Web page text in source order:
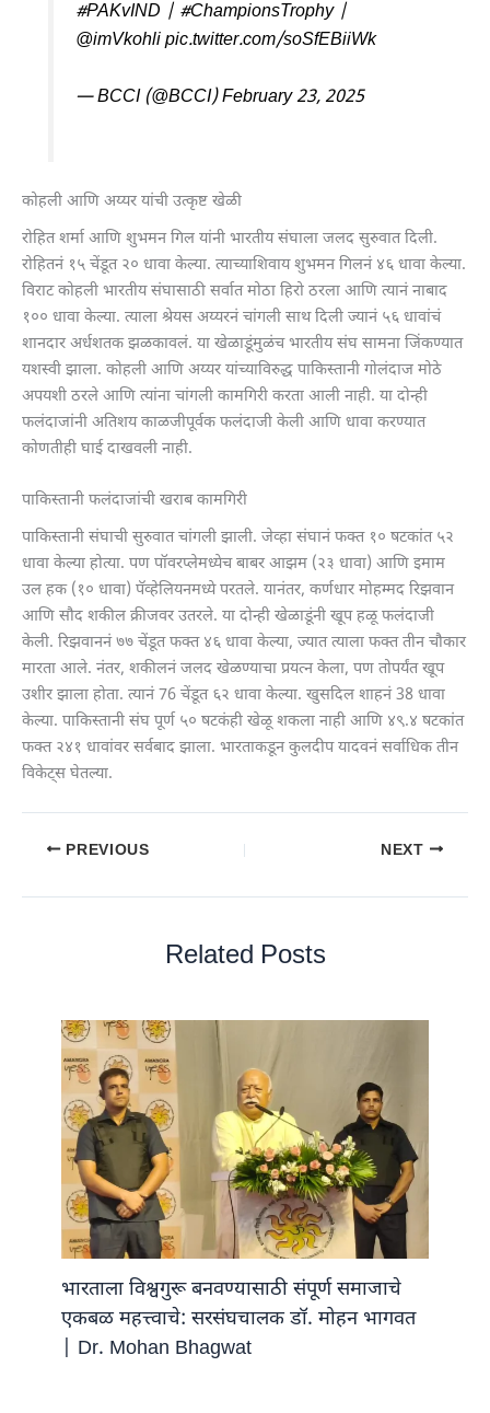
#PAKvIND | #ChampionsTrophy|
@imVkohlipic.twitter.com/soSfEBiiWk
— BCCI (@BCCI)February 23, 2025
कोहली आणि अय्यर यांची उत्कृष्ट खेळी
रोहित शर्मा आणि शुभमन गिल यांनी भारतीय संघाला जलद सुरुवात दिली.
रोहितनं १५ चेंडूत २० धावा केल्या. त्याच्याशिवाय शुभमन गिलनं ४६ धावा केल्या.
विराट कोहली भारतीय संघासाठी सर्वात मोठा हिरो ठरला आणि त्यानं नाबाद
१०० धावा केल्या. त्याला श्रेयस अय्यरनं चांगली साथ दिली ज्यानं ५६ धावांचं
शानदार अर्धशतक झळकावलं. या खेळाडूंमुळंच भारतीय संघ सामना जिंकण्यात
यशस्वी झाला. कोहली आणि अय्यर यांच्याविरुद्ध पाकिस्तानी गोलंदाज मोठे
अपयशी ठरले आणि त्यांना चांगली कामगिरी करता आली नाही. या दोन्ही
फलंदाजांनी अतिशय काळजीपूर्वक फलंदाजी केली आणि धावा करण्यात
कोणतीही घाई दाखवली नाही.
पाकिस्तानी फलंदाजांची खराब कामगिरी
पाकिस्तानी संघाची सुरुवात चांगली झाली. जेव्हा संघानं फक्त १० षटकांत ५२
धावा केल्या होत्या. पण पॉवरप्लेमध्येच बाबर आझम (२३ धावा) आणि इमाम
उल हक (१० धावा) पॅव्हेलियनमध्ये परतले. यानंतर, कर्णधार मोहम्मद रिझवान
आणि सौद शकील क्रीजवर उतरले. या दोन्ही खेळाडूंनी खूप हळू फलंदाजी
केली. रिझवाननं ७७ चेंडूत फक्त ४६ धावा केल्या, ज्यात त्याला फक्त तीन चौकार
मारता आले. नंतर, शकीलनं जलद खेळण्याचा प्रयत्न केला, पण तोपर्यंत खूप
उशीर झाला होता. त्यानं 76 चेंडूत ६२ धावा केल्या. खुसदिल शाहनं 38 धावा
केल्या. पाकिस्तानी संघ पूर्ण ५० षटकंही खेळू शकला नाही आणि ४९.४ षटकांत
फक्त २४१ धावांवर सर्वबाद झाला. भारताकडून कुलदीप यादवनं सर्वाधिक तीन
विकेट्स घेतल्या.
PREVIOUS NEXT
Related Posts
भारताला विश्वगुरू बनवण्यासाठी संपूर्ण समाजाचे
एकबळ महत्त्वाचे: सरसंघचालक डॉ. मोहन भागवत
| Dr. Mohan Bhagwat